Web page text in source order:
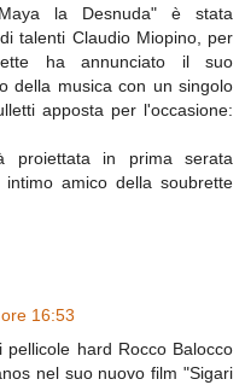
la Desnuda" è stata
talenti Claudio Miopino, per
ha annunciato il suo
della musica con un singolo
apposta per l'occasione:
proiettata in prima serata
amico della soubrette
16:53
hard Rocco Balocco
nel suo nuovo film "Sigari